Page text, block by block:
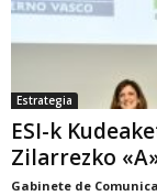
Estrategia
ESI-k
Zilarrezko
Gabinete de